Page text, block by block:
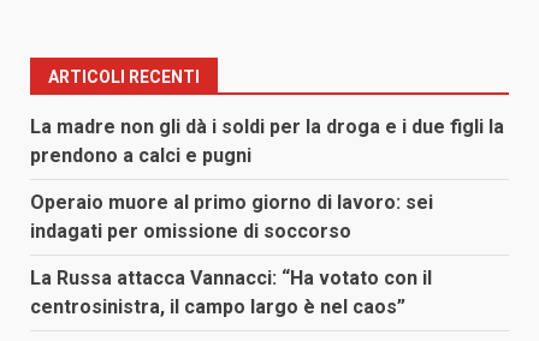
ARTICOLI RECENTI
La madre non gli dà i soldi per la droga e i due figli la
prendono a calci e pugni
Operaio muore al primo giorno di lavoro: sei
indagati per omissione di soccorso
La Russa attacca Vannacci: “Ha votato con il
centrosinistra, il campo largo è nel caos”